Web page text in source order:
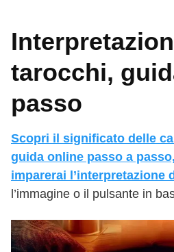
tarocchi,
passo
Scopri il significato delle
guida online passo a
imparerai l’interpretazione
l’immagine o il pulsante in